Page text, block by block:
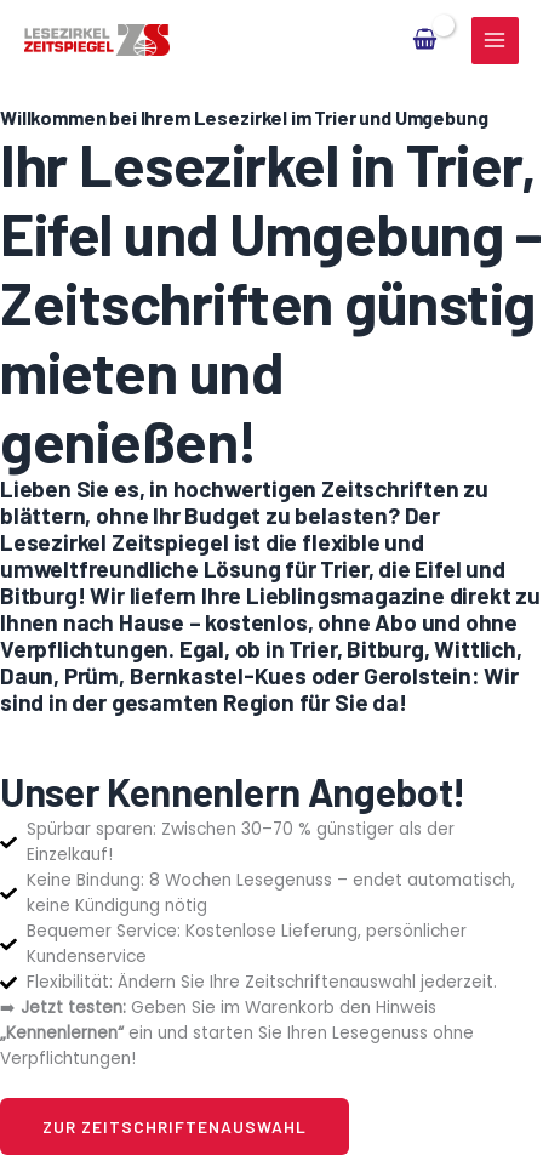
Inhalt
Willkommen bei Ihrem Lesezirkel im Trier und Umgebung
Ihr Lesezirkel in Trier,
Eifel und Umgebung –
Zeitschriften günstig
mieten und
genießen!
Lieben Sie es, in hochwertigen Zeitschriften zu
blättern, ohne Ihr Budget zu belasten? Der
Lesezirkel Zeitspiegel ist die flexible und
umweltfreundliche Lösung für Trier, die Eifel und
Bitburg! Wir liefern Ihre Lieblingsmagazine direkt zu
Ihnen nach Hause – kostenlos, ohne Abo und ohne
Verpflichtungen. Egal, ob in Trier, Bitburg, Wittlich,
Daun, Prüm, Bernkastel-Kues oder Gerolstein: Wir
sind in der gesamten Region für Sie da!
Unser Kennenlern Angebot!
Spürbar sparen: Zwischen 30–70 % günstiger als der
Einzelkauf!
Keine Bindung: 8 Wochen Lesegenuss – endet automatisch,
keine Kündigung nötig
Bequemer Service: Kostenlose Lieferung, persönlicher
Kundenservice
Flexibilität: Ändern Sie Ihre Zeitschriftenauswahl jederzeit.
➡️ Jetzt testen: Geben Sie im Warenkorb den Hinweis
„Kennenlernen“ ein und starten Sie Ihren Lesegenuss ohne
Verpflichtungen!
ZUR ZEITSCHRIFTENAUSWAHL